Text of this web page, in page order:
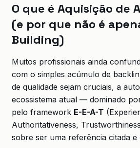
O que é Aquisição de
(e por que não é
Building)
Muitos profissionais ainda
com o simples acúmulo de
de qualidade sejam cruciais, a
ecossistema atual — dominado
pelo framework E-E-A-T
Authoritativeness,
sobre ser uma referência citada e